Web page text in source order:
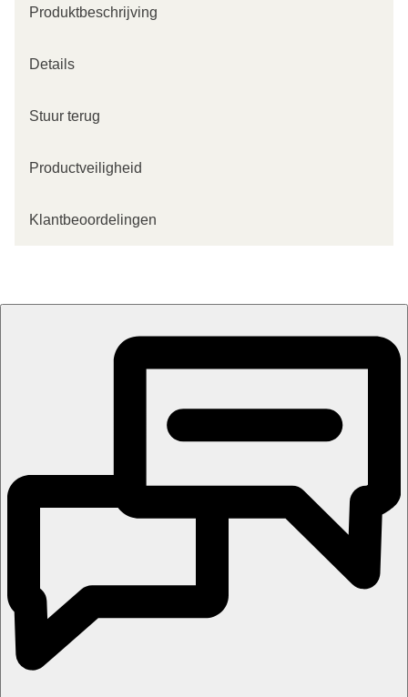
Produktbeschrijving
Details
Stuur terug
Productveiligheid
Klantbeoordelingen